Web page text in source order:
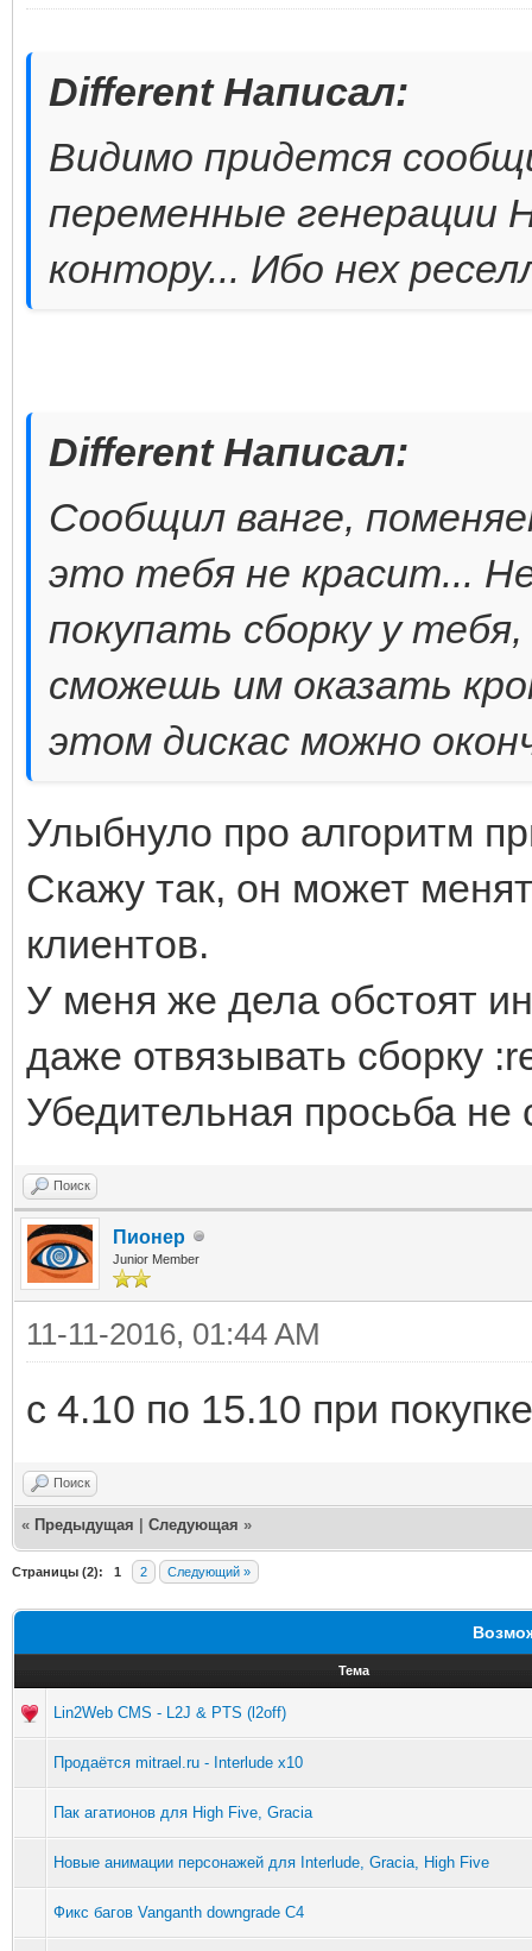
Different Написал:
Видимо придется
переменные генерации
контору... Ибо нех
Different Написал:
Сообщил ванге,
это тебя не красит...
покупать сборку у
сможешь им оказать
этом дискас можно
Улыбнуло про алгоритм
Скажу так, он может
клиентов.
У меня же дела обстоят
даже отвязывать сборку
Убедительная просьба
Поиск
Пионер
Junior Member
11-11-2016, 01:44 AM
c 4.10 по 15.10 при
Поиск
« Предыдущая Следующая »
Страницы (2): 1 2 Следующий »
Тема
Lin2Web CMS - L2J & PTS (l2off)
Продаётся mitrael.ru - Interlude x10
Пак агатионов для High Five, Gracia
Новые анимации персонажей для Interlude, Gracia, High Five
Фикс багов Vanganth downgrade C4